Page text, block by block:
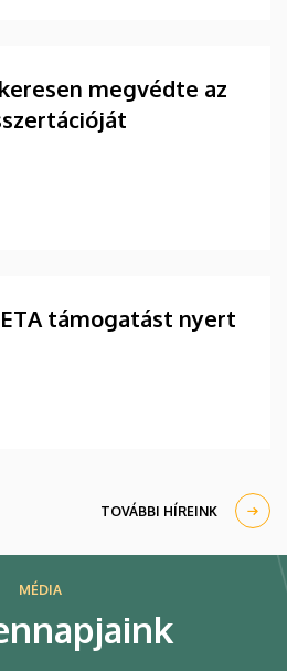
megvédte az
támogatást nyert
TOVÁBBI HÍREINK
MÉDIA